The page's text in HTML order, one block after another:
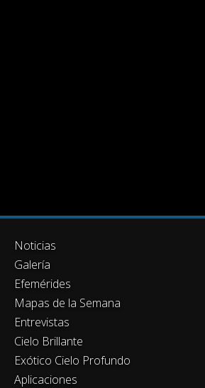
Noticias
Galería
Efemérides
Mapas de la Semana
Entrevistas
Cielo Brillante
Exótico Cielo Profundo
Aplicaciones